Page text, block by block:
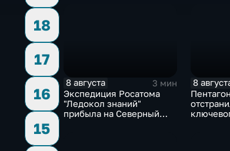
18
17
16
15
8 августа
3 мин
Экспедиция Росатома
"Ледокол знаний"
прибыла на Северный
8